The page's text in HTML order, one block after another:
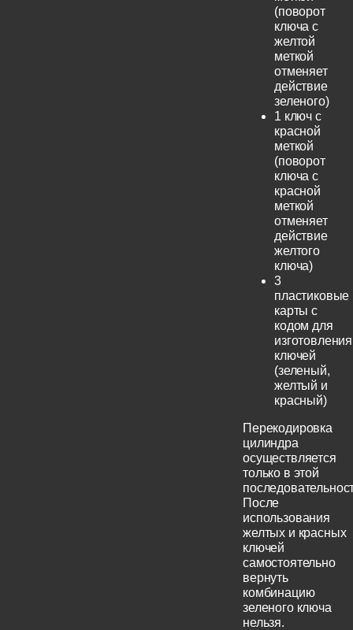
(поворот
ключа с
желтой
меткой
отменяет
действие
зеленого)
1 ключ с
красной
меткой
(поворот
ключа с
красной
меткой
отменяет
действие
желтого
ключа)
3
пластиковые
карты с
кодом для
изготовления
ключей
(зеленый,
желтый и
красный)
Перекодировка
цилиндра
осуществляется
только в этой
После
использования
желтых и красных
ключей
самостоятельно
вернуть
комбинацию
зеленого ключа
нельзя.